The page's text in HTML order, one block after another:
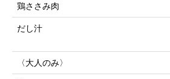
鶏ささみ肉
だし汁
〈大人のみ〉